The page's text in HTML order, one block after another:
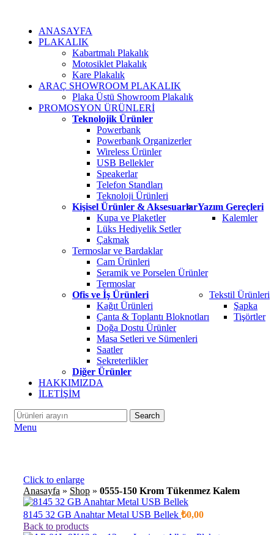
ANASAYFA
PLAKALIK
Kabartmalı Plakalık
Motosiklet Plakalık
Kare Plakalık
ARAÇ SHOWROOM PLAKALIK
Plaka Üstü Showroom Plakalık
PROMOSYON ÜRÜNLERİ
Teknolojik Ürünler
Powerbank
Powerbank Organizerler
Wireless Ürünler
USB Bellekler
Speakerlar
Telefon Standları
Teknoloji Ürünleri
Kişisel Ürünler & Aksesuarlar
Kupa ve Plaketler
Lüks Hediyelik Setler
Çakmak
Yazım Gereçleri
Kalemler
Termoslar ve Bardaklar
Cam Ürünleri
Seramik ve Porselen Ürünler
Termoslar
Ofis ve İş Ürünleri
Kağıt Ürünleri
Çanta & Toplantı Bloknotları
Doğa Dostu Ürünler
Masa Setleri ve Sümenleri
Saatler
Sekreterlikler
Tekstil Ürünleri
Şapka
Tişörtler
Diğer Ürünler
HAKKIMIZDA
İLETİŞİM
Search
Menu
Click to enlarge
Anasayfa » Shop » 0555-150 Krom Tükenmez Kalem
8145 32 GB Anahtar Metal USB Bellek ₺0,00
Back to products